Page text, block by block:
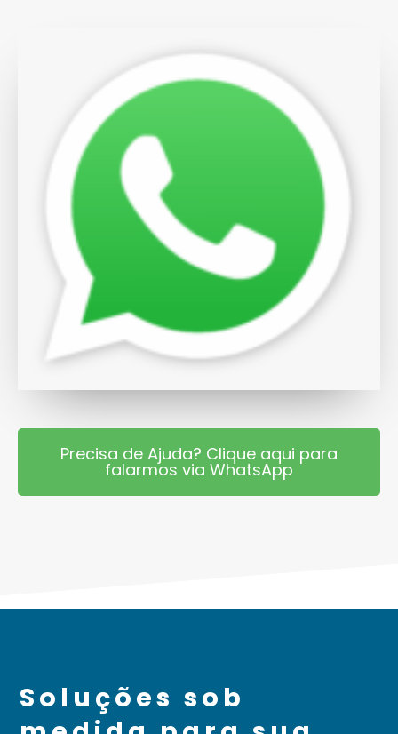
Precisa de Ajuda? Clique aqui para
falarmos via WhatsApp
Soluções sob